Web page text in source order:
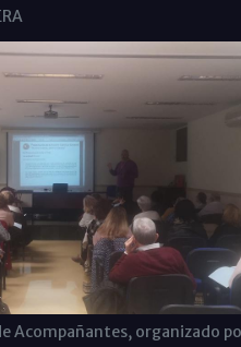
Acompañantes, organizado